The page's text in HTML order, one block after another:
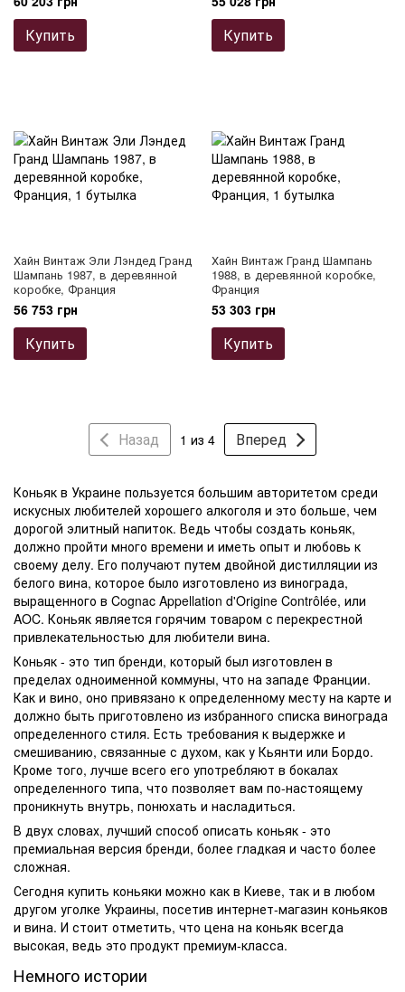
Купить Купить
Хайн Винтаж Эли Лэндед Гранд
Шампань 1987, в деревянной
коробке, Франция
56 753 грн
Купить
Хайн Винтаж Гранд Шампань
1988, в деревянной коробке,
Франция
53 303 грн
Купить
Назад 1 из 4 Вперед
Коньяк в Украине пользуется большим авторитетом среди
искусных любителей хорошего алкоголя и это больше, чем
дорогой элитный напиток. Ведь чтобы создать коньяк,
должно пройти много времени и иметь опыт и любовь к
своему делу. Его получают путем двойной дистилляции из
белого вина, которое было изготовлено из винограда,
выращенного в Cognac Appellation d'Origine Contrôlée, или
AOC. Коньяк является горячим товаром с перекрестной
привлекательностью для любители вина.
Коньяк - это тип бренди, который был изготовлен в
пределах одноименной коммуны, что на западе Франции.
Как и вино, оно привязано к определенному месту на карте и
должно быть приготовлено из избранного списка винограда
определенного стиля. Есть требования к выдержке и
смешиванию, связанные с духом, как у Кьянти или Бордо.
Кроме того, лучше всего его употребляют в бокалах
определенного типа, что позволяет вам по-настоящему
проникнуть внутрь, понюхать и насладиться.
В двух словах, лучший способ описать коньяк - это
премиальная версия бренди, более гладкая и часто более
сложная.
Сегодня купить коньяки можно как в Киеве, так и в любом
другом уголке Украины, посетив интернет-магазин коньяков
и вина. И стоит отметить, что цена на коньяк всегда
высокая, ведь это продукт премиум-класса.
Немного истории